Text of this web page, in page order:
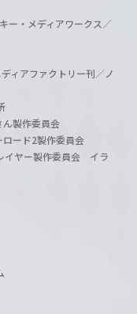
ー・メディアワークス／
ィアファクトリー刊／ノ
製作委員会
ード2製作委員会
イヤー製作委員会 イラ